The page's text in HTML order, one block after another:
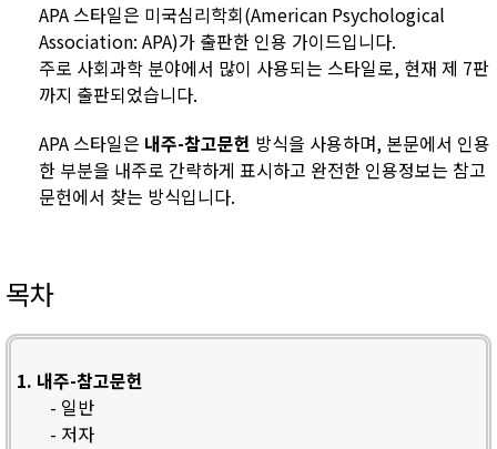
APA 스타일은 미국심리학회(American Psychological
Association: APA)가 출판한 인용 가이드입니다.
주로 사회과학 분야에서 많이 사용되는 스타일로, 현재 제 7판
까지 출판되었습니다.
APA 스타일은 내주-참고문헌 방식을 사용하며, 본문에서 인용
한 부분을 내주로 간략하게 표시하고 완전한 인용정보는 참고
문헌에서 찾는 방식입니다.
목차
1. 내주-참고문헌
- 일반
- 저자